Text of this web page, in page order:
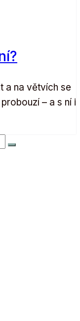
a na větvích se
– a s ní i